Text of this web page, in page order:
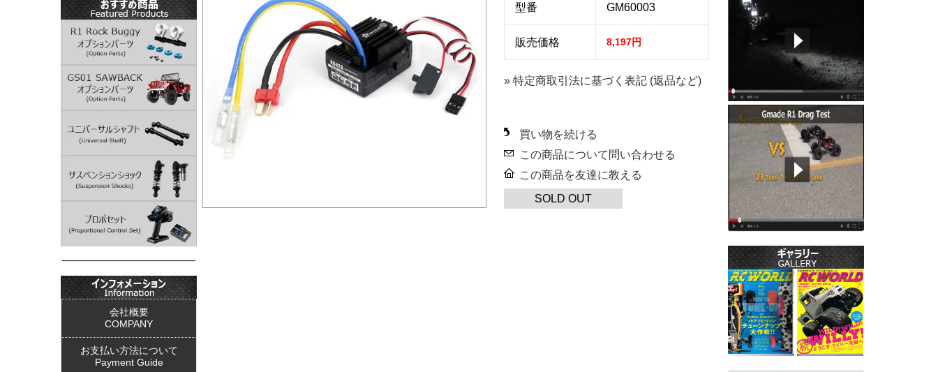
会社概要
COMPANY
お支払い方法について
Payment Guide
型番 GM60003
販売価格 8,197円
» 特定商取引法に基づく表記 (返品など)
買い物を続ける
この商品について問い合わせる
この商品を友達に教える
SOLD OUT